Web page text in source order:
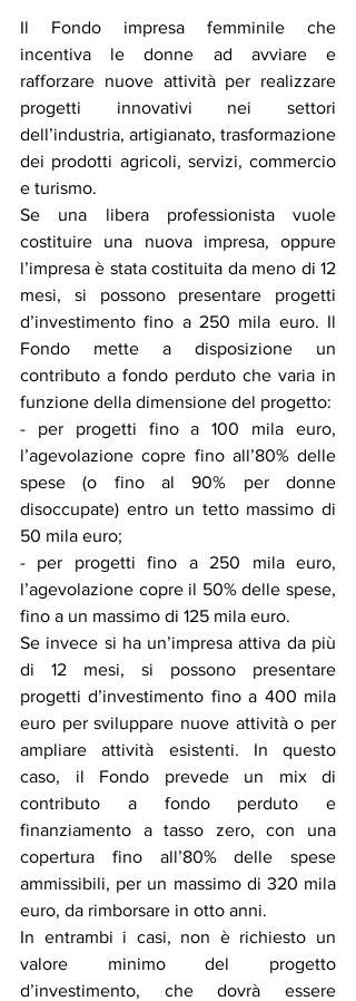
Il Fondo impresa femminile che
incentiva le donne ad avviare e
rafforzare nuove attività per realizzare
progetti innovativi nei settori
dell’industria, artigianato, trasformazione
dei prodotti agricoli, servizi, commercio
e turismo.
Se una libera professionista vuole
costituire una nuova impresa, oppure
l’impresa è stata costituita da meno di 12
mesi, si possono presentare progetti
d’investimento fino a 250 mila euro. Il
Fondo mette a disposizione un
contributo a fondo perduto che varia in
funzione della dimensione del progetto:
- per progetti fino a 100 mila euro,
l’agevolazione copre fino all’80% delle
spese (o fino al 90% per donne
disoccupate) entro un tetto massimo di
50 mila euro;
- per progetti fino a 250 mila euro,
l’agevolazione copre il 50% delle spese,
fino a un massimo di 125 mila euro.
Se invece si ha un’impresa attiva da più
di 12 mesi, si possono presentare
progetti d’investimento fino a 400 mila
euro per sviluppare nuove attività o per
ampliare attività esistenti. In questo
caso, il Fondo prevede un mix di
contributo a fondo perduto e
finanziamento a tasso zero, con una
copertura fino all’80% delle spese
ammissibili, per un massimo di 320 mila
euro, da rimborsare in otto anni.
In entrambi i casi, non è richiesto un
valore minimo del progetto
d’investimento, che dovrà essere